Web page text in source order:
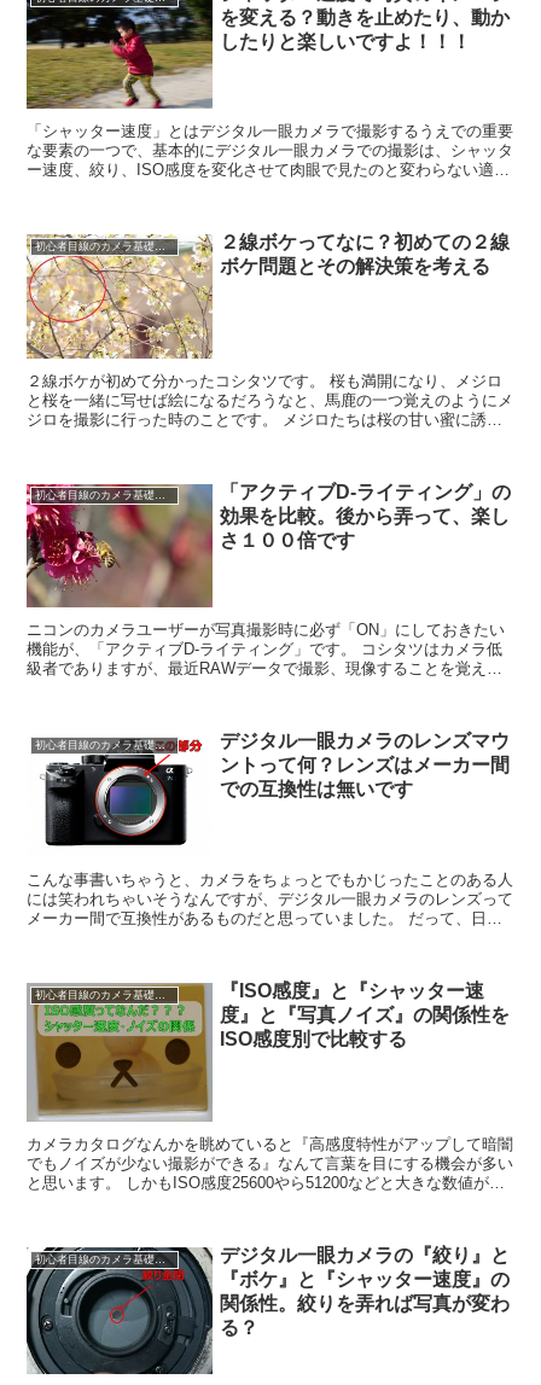
を変える？動きを止めたり、動か
したりと楽しいですよ！！！
「シャッター速度」とはデジタル一眼カメラで撮影するうえでの重要
な要素の一つで、基本的にデジタル一眼カメラでの撮影は、シャッタ
ー速度、絞り、ISO感度を変化させて肉眼で見たのと変わらない適正
初心者目線のカメラ基礎知識
２線ボケってなに？初めての２線
ボケ問題とその解決策を考える
２線ボケが初めて分かったコシタツです。 桜も満開になり、メジロ
と桜を一緒に写せば絵になるだろうなと、馬鹿の一つ覚えのようにメ
ジロを撮影に行った時のことです。 メジロたちは桜の甘い蜜に誘わ
初心者目線のカメラ基礎知識
「アクティブD-ライティング」の
効果を比較。後から弄って、楽し
さ１００倍です
ニコンのカメラユーザーが写真撮影時に必ず「ON」にしておきたい
機能が、「アクティブD-ライティング」です。 コシタツはカメラ低
級者でありますが、最近RAWデータで撮影、現像することを覚えて
初心者目線のカメラ基礎知識
デジタル一眼カメラのレンズマウ
ントって何？レンズはメーカー間
での互換性は無いです
こんな事書いちゃうと、カメラをちょっとでもかじったことのある人
には笑われちゃいそうなんですが、デジタル一眼カメラのレンズって
メーカー間で互換性があるものだと思っていました。 だって、日本
初心者目線のカメラ基礎知識
『ISO感度』と『シャッター速
度』と『写真ノイズ』の関係性を
ISO感度別で比較する
カメラカタログなんかを眺めていると『高感度特性がアップして暗闇
でもノイズが少ない撮影ができる』なんて言葉を目にする機会が多い
と思います。 しかもISO感度25600やら51200などと大きな数値が並
初心者目線のカメラ基礎知識
デジタル一眼カメラの『絞り』と
『ボケ』と『シャッター速度』の
関係性。絞りを弄れば写真が変わ
る？